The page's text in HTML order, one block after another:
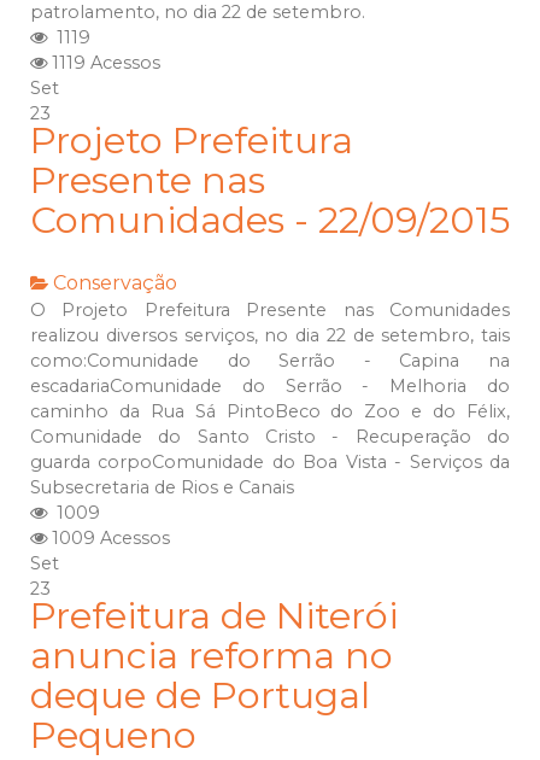
patrolamento, no dia 22 de setembro.
1119
1119 Acessos
Set
23
Projeto Prefeitura
Presente nas
Comunidades - 22/09/2015
Conservação
O Projeto Prefeitura Presente nas Comunidades
realizou diversos serviços, no dia 22 de setembro, tais
como:Comunidade do Serrão - Capina na
escadariaComunidade do Serrão - Melhoria do
caminho da Rua Sá PintoBeco do Zoo e do Félix,
Comunidade do Santo Cristo - Recuperação do
guarda corpoComunidade do Boa Vista - Serviços da
Subsecretaria de Rios e Canais
1009
1009 Acessos
Set
23
Prefeitura de Niterói
anuncia reforma no
deque de Portugal
Pequeno